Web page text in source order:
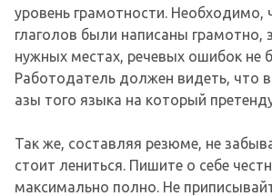
уровень грамотности. Необходимо,
глаголов были написаны грамотно,
нужных местах, речевых ошибок не
Работодатель должен видеть, что
азы того языка на который
Так же, составляя резюме, не
стоит лениться. Пишите о себе
максимально полно. Не